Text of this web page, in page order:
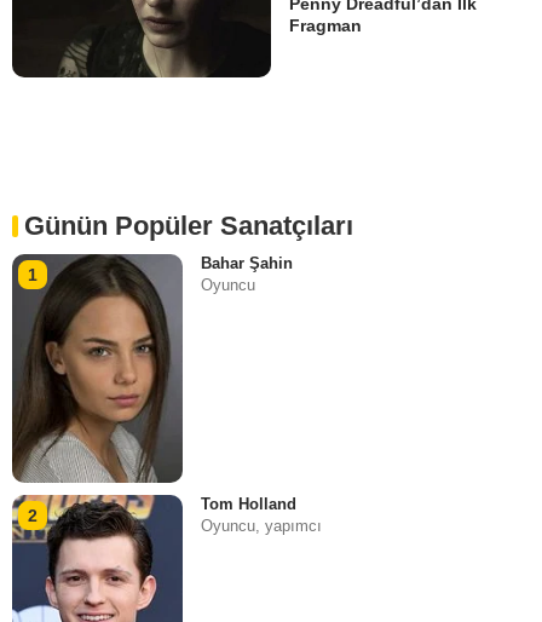
Penny Dreadful’dan İlk
Fragman
Günün Popüler Sanatçıları
1
Bahar Şahin
Oyuncu
2
Tom Holland
Oyuncu, yapımcı